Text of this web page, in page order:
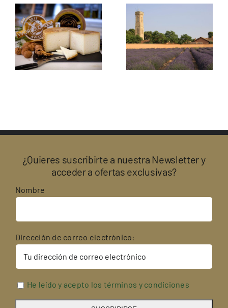
¿Quieres suscribirte a nuestra Newsletter y
acceder a ofertas exclusivas?
Nombre
Dirección de correo electrónico:
He leído y acepto los términos y condiciones